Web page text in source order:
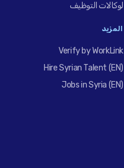
لوكالات التوظيف
المزيد
Verify by WorkLink
Hire Syrian Talent (EN)
Jobs in Syria (EN)